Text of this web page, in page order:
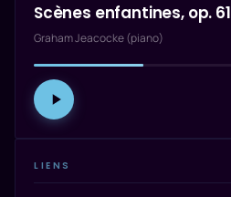
Scènes enfantines, op. 61
Graham Jeacocke (piano)
LIENS